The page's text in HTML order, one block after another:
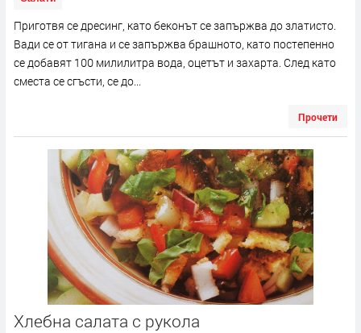
Приготвя се дресинг, като беконът се запържва до златисто.
Вади се от тигана и се запържва брашното, като постепенно
се добавят 100 милилитра вода, оцетът и захарта. След като
сместа се сгъсти, се до...
Прочети
Хлебна салата с рукола